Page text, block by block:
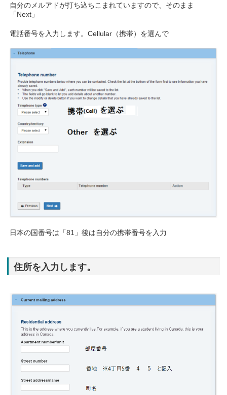
自分のメルアドが打ち込ちこまれていますので、そのまま
「Next」
電話番号を入力します。Cellular（携帯）を選んで
日本の国番号は「81」後は自分の携帯番号を入力
住所を入力します。